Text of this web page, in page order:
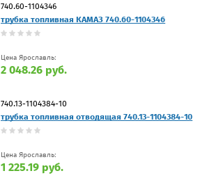
740.60-1104346
трубка топливная КАМАЗ 740.60-1104346
Цена Ярославль:
2 048.26 руб.
740.13-1104384-10
трубка топливная отводящая 740.13-1104384-10
Цена Ярославль:
1 225.19 руб.